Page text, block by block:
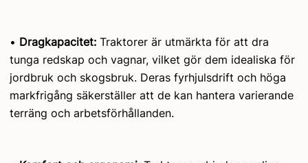
• Dragkapacitet: Traktorer är utmärkta för att dra
tunga redskap och vagnar, vilket gör dem idealiska för
jordbruk och skogsbruk. Deras fyrhjulsdrift och höga
markfrigång säkerställer att de kan hantera varierande
terräng och arbetsförhållanden.